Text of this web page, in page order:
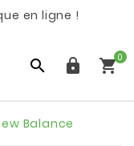
en ligne !
  0
Balance